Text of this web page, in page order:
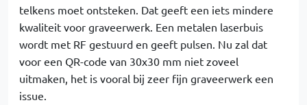
telkens moet ontsteken. Dat geeft een iets mindere
kwaliteit voor graveerwerk. Een metalen laserbuis
wordt met RF gestuurd en geeft pulsen. Nu zal dat
voor een QR-code van 30x30 mm niet zoveel
uitmaken, het is vooral bij zeer fijn graveerwerk een
issue.